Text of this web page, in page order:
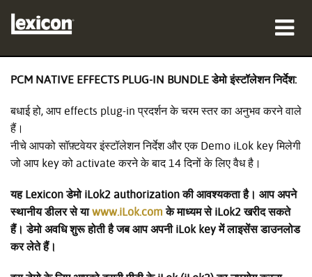
कहां खरीदें
पेशेवर
केस स्टडीज़
प्रशिक्षण
सहायता
PCM NATIVE EFFECTS PLUG-IN BUNDLE डेमो इंस्टॉलेशन निर्देश:
बधाई हो, आप effects plug-in प्रदर्शन के चरम स्तर का अनुभव करने वाले
हैं।
नीचे आपको सॉफ़्टवेयर इंस्टॉलेशन निर्देश और एक Demo iLok key मिलेगी
जो आप key को activate करने के बाद 14 दिनों के लिए वैध है।
यह Lexicon डेमो iLok2 authorization की आवश्यकता है। आप अपने
स्थानीय डीलर से याwww.iLok.com के माध्यम से iLok2 खरीद सकते
हैं। डेमो अवधि शुरू होती है जब आप अपनी iLok key में लाइसेंस डाउनलोड
कर लेते हैं।